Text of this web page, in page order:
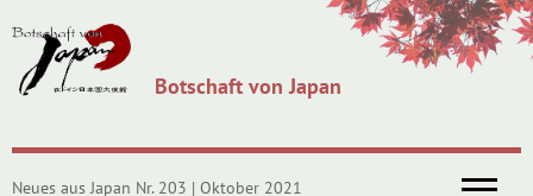
Botschaft von Japan
Neues aus Japan Nr. 203 | Oktober 2021